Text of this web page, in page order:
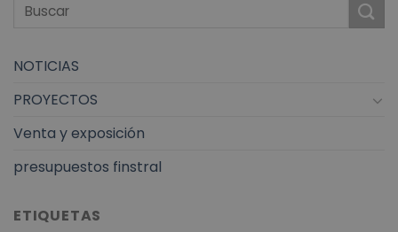
NOTICIAS
PROYECTOS
Venta y exposición
presupuestos finstral
ETIQUETAS